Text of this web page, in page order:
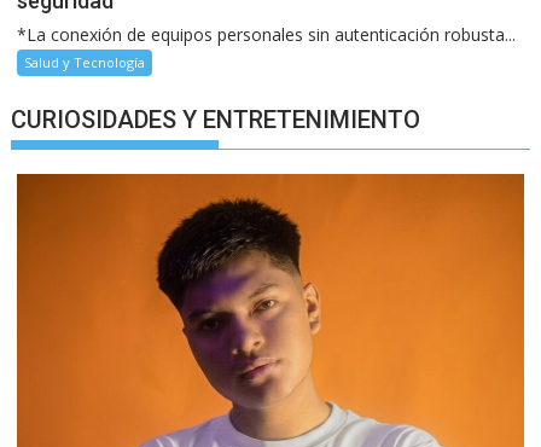
*La conexión de equipos personales sin autenticación robusta...
Salud y Tecnología
CURIOSIDADES Y ENTRETENIMIENTO